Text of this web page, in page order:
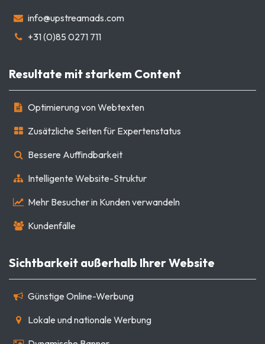
info@upstreamads.com
+31 (0)85 0271 711
Resultate mit starkem Content
Optimierung von Webtexten
Zusätzliche Seiten für Expertenstatus
Bessere Auffindbarkeit
Intelligente Website-Struktur
Mehr Besucher in Kunden verwandeln
Kundenfälle
Sichtbarkeit außerhalb Ihrer Website
Günstige Online-Werbung
Lokale und nationale Werbung